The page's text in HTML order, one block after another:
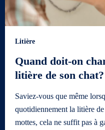
Litière
Quand doit-on
litière de son chat?
Saviez-vous que même
quotidiennement la litière
mottes, cela ne suffit pas à